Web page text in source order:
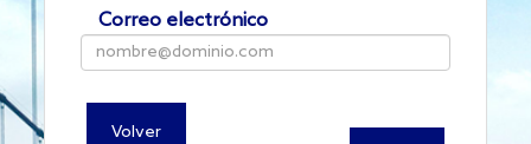
Correo electrónico
Volver